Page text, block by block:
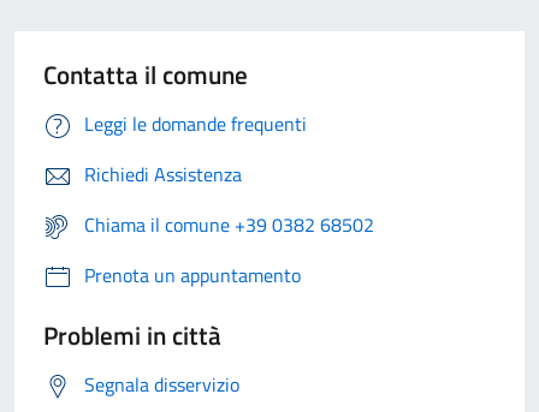
Contatta il comune
Leggi le domande frequenti
Richiedi Assistenza
Chiama il comune +39 0382 68502
Prenota un appuntamento
Problemi in città
Segnala disservizio